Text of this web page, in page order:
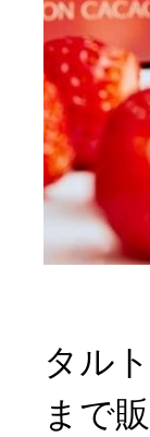
タル
まで